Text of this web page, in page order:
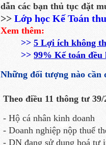
dẫn các bạn thủ tục đặt
>> Lớp học Kế Toán
Xem thêm:
>> 5 Lợi ích không
>> 99% Kế toán đều
Những đối tượng nào cần
Theo điều 11 thông tư
- Hộ cá nhân kinh doanh
- Doanh nghiệp nộp thuế
- DN đang sử dụng hoá tự